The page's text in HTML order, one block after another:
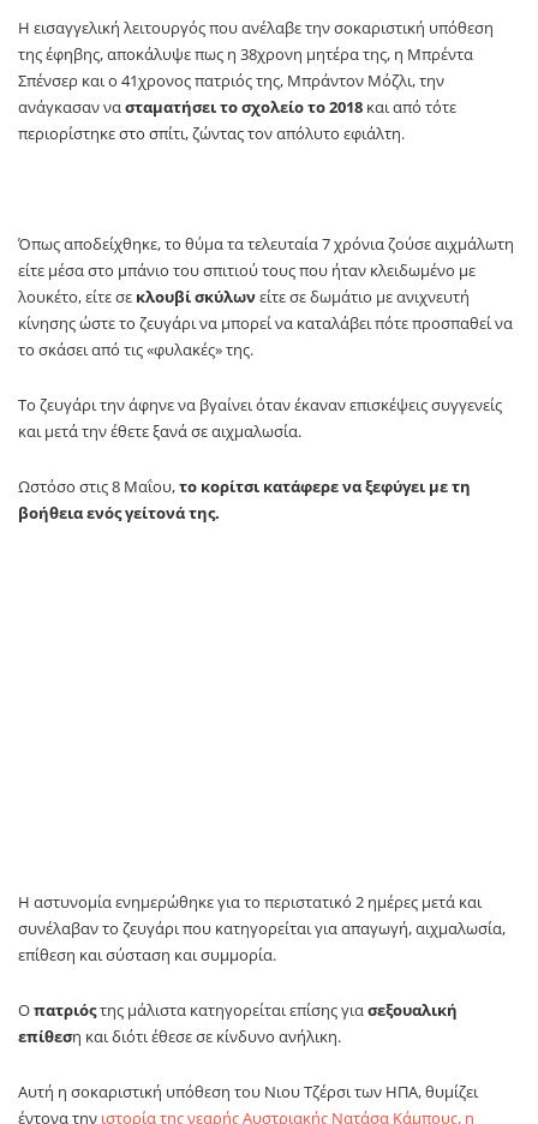
Η εισαγγελική λειτουργός που ανέλαβε την σοκαριστική υπόθεση
της έφηβης, αποκάλυψε πως η 38χρονη μητέρα της, η Μπρέντα
Σπένσερ και ο 41χρονος πατριός της, Μπράντον Μόζλι, την
ανάγκασαν νασταματήσει το σχολείο το 2018 και από τότε
περιορίστηκε στο σπίτι, ζώντας τον απόλυτο εφιάλτη.
Όπως αποδείχθηκε, το θύμα τα τελευταία 7 χρόνια ζούσε αιχμάλωτη
είτε μέσα στο μπάνιο του σπιτιού τους που ήταν κλειδωμένο με
λουκέτο, είτε σε κλουβί σκύλωνείτε σε δωμάτιο με ανιχνευτή
κίνησης ώστε το ζευγάρι να μπορεί να καταλάβει πότε προσπαθεί να
το σκάσει από τις «φυλακές» της.
Το ζευγάρι την άφηνε να βγαίνει όταν έκαναν επισκέψεις συγγενείς
και μετά την έθετε ξανά σε αιχμαλωσία.
Ωστόσο στις 8 Μαΐου,το κορίτσι κατάφερε να ξεφύγει με τη
βοήθεια ενός γείτονά της.
Η αστυνομία ενημερώθηκε για το περιστατικό 2 ημέρες μετά και
συνέλαβαν το ζευγάρι που κατηγορείται για απαγωγή, αιχμαλωσία,
επίθεση και σύσταση και συμμορία.
Οπατριόςτης μάλιστα κατηγορείται επίσης γιασεξουαλική
επίθεση και διότι έθεσε σε κίνδυνο ανήλικη.
Αυτή η σοκαριστική υπόθεση του Νιου Τζέρσι των ΗΠΑ, θυμίζει
έντονα την ιστορία της νεαρής Αυστριακής Νατάσα Κάμπους, η